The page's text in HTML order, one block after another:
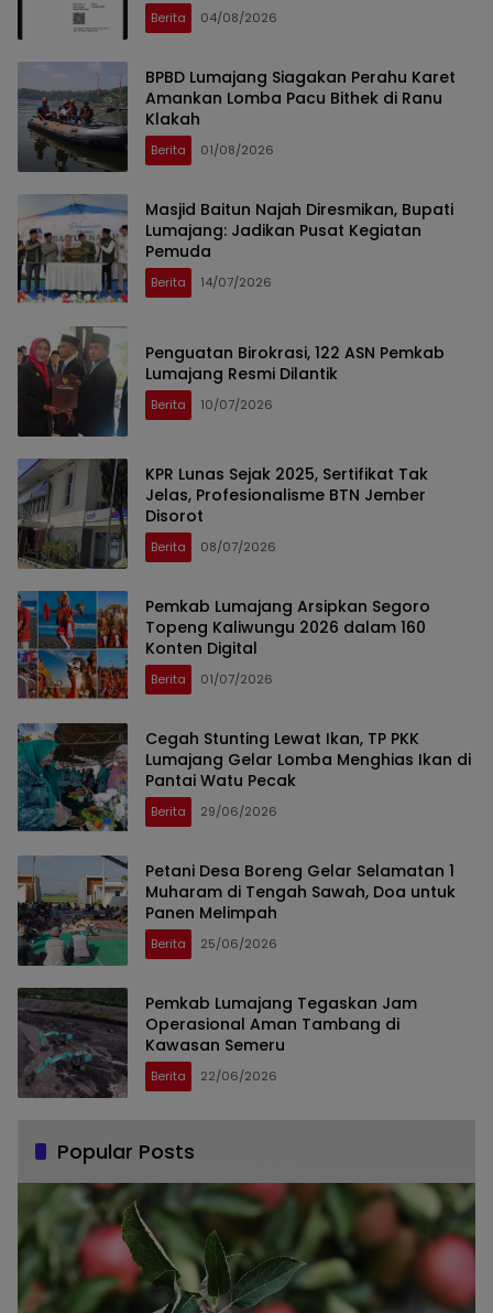
Berita 04/08/2026
BPBD Lumajang Siagakan Perahu Karet
Amankan Lomba Pacu Bithek di Ranu
Klakah
Berita 01/08/2026
Masjid Baitun Najah Diresmikan, Bupati
Lumajang: Jadikan Pusat Kegiatan
Pemuda
Berita 14/07/2026
Penguatan Birokrasi, 122 ASN Pemkab
Lumajang Resmi Dilantik
Berita 10/07/2026
KPR Lunas Sejak 2025, Sertifikat Tak
Jelas, Profesionalisme BTN Jember
Disorot
Berita 08/07/2026
Pemkab Lumajang Arsipkan Segoro
Topeng Kaliwungu 2026 dalam 160
Konten Digital
Berita 01/07/2026
Cegah Stunting Lewat Ikan, TP PKK
Lumajang Gelar Lomba Menghias Ikan di
Pantai Watu Pecak
Berita 29/06/2026
Petani Desa Boreng Gelar Selamatan 1
Muharam di Tengah Sawah, Doa untuk
Panen Melimpah
Berita 25/06/2026
Pemkab Lumajang Tegaskan Jam
Operasional Aman Tambang di
Kawasan Semeru
Berita 22/06/2026
Popular Posts